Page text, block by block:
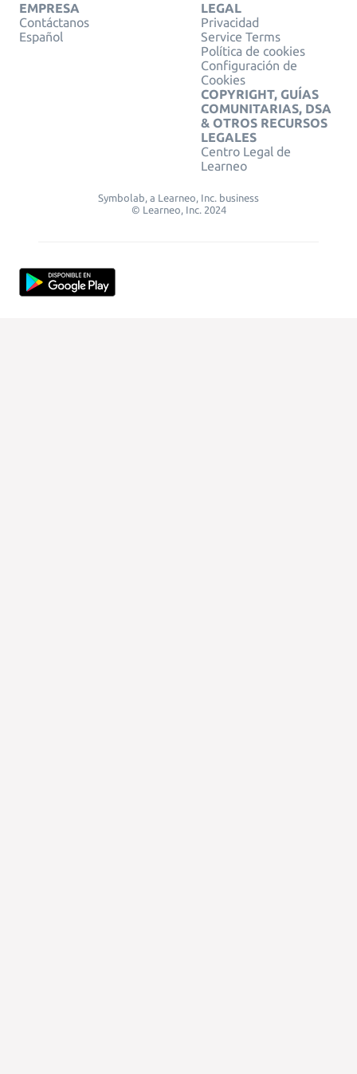
EMPRESA
Contáctanos
Español
LEGAL
Privacidad
Service Terms
Política de cookies
Configuración de
Cookies
COPYRIGHT, GUÍAS
COMUNITARIAS, DSA
& OTROS RECURSOS
LEGALES
Centro Legal de
Learneo
Symbolab, a Learneo, Inc. business
© Learneo, Inc. 2024